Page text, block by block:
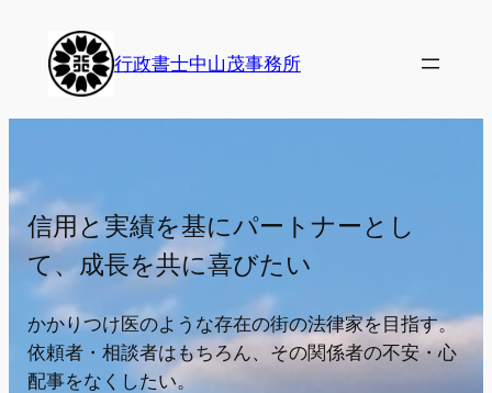
プ
行政書士中山茂事務所
信用と実績を基にパートナーとし
て、成長を共に喜びたい
かかりつけ医のような存在の街の法律家を目指す。
依頼者・相談者はもちろん、その関係者の不安・心
配事をなくしたい。